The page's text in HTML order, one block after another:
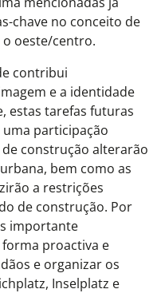
chave no conceito de
oeste/centro.
contribui
e a identidade
estas tarefas futuras
participação
construção alterarão
bem como as
a restrições
de construção. Por
importante
proactiva e
e organizar os
Inselplatz e